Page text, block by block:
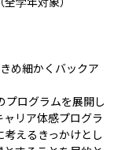
め細かくバックア
プログラムを展開し
リア体感プログラ
えるきっかけとし